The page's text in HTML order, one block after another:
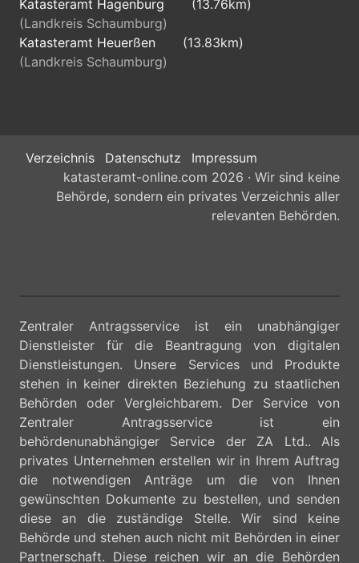
Katasteramt Hagenburg
(13.76km)
(Landkreis Schaumburg)
Katasteramt Heuerßen
(13.83km)
(Landkreis Schaumburg)
Verzeichnis Datenschutz
Impressum
katasteramt-online.com 2026 · Wir sind keine
Behörde, sondern ein privates Verzeichnis aller
relevanten Behörden.
Zentraler Antragsservice ist ein unabhängiger
Dienstleister für die Beantragung von digitalen
Dienstleistungen. Unsere Services und Produkte
stehen in keiner direkten Beziehung zu staatlichen
Behörden oder Vergleichbarem. Der Service von
Zentraler Antragsservice ist ein
behördenunabhängiger Service der ZA Ltd.. Als
privates Unternehmen erstellen wir in Ihrem Auftrag
die notwendigen Anträge um die von Ihnen
gewünschten Dokumente zu bestellen, und senden
diese an die zuständige Stelle. Wir sind keine
Behörde und stehen auch nicht mit Behörden in einer
Partnerschaft. Diese reichen wir an die Behörden